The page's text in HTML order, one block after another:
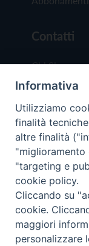
Contatti
Chi Siamo
Redazione
Scrivici
Copyright
Trentina
Privacy Policy
Informativa
Utilizziamo
finalità
altre finalità
"miglioramento
"targeting e
cookie policy.
Cliccando su
cookie.
maggiori
personalizzare